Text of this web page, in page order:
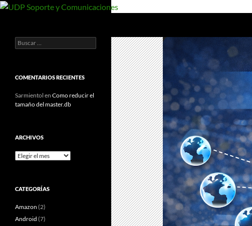
Saltar
Documentos y manuales de UDP
Buscar:
COMENTARIOS RECIENTES
Sarmientol en Como reducir el
tamaño del master.db
ARCHIVOS
Archivos
CATEGORÍAS
Amazon (2)
Android (7)